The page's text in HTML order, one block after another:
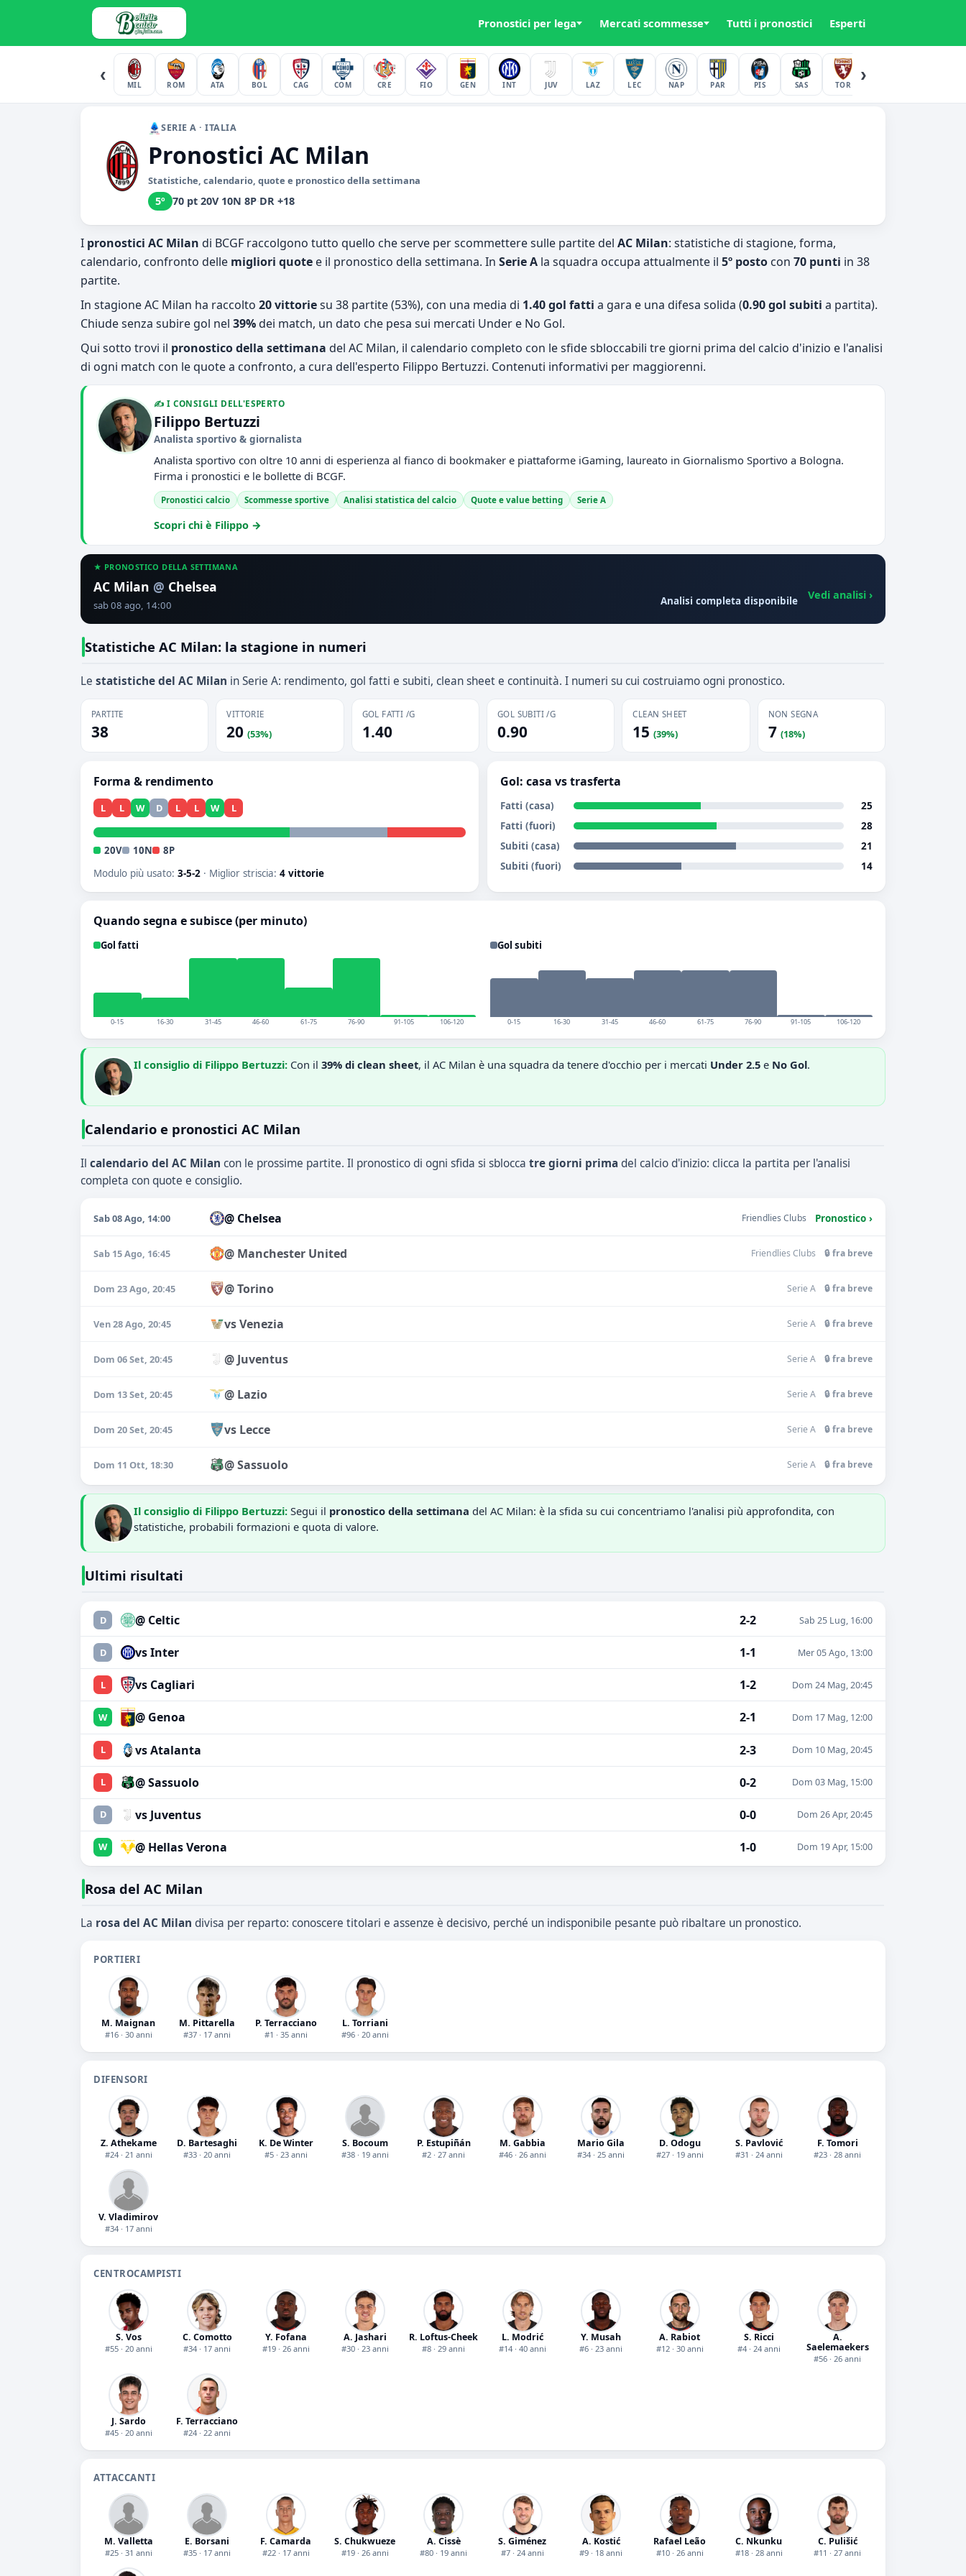
Pronostici per lega Mercati scommesse Tutti i pronostici Esperti
‹
MIL ROM ATA BOL CAG COM CRE FIO GEN INT JUV LAZ LEC NAP PAR PIS SAS TOR
›
SERIE A · ITALIA
Pronostici AC Milan
Statistiche, calendario, quote e pronostico della settimana
5º 70 pt·20V 10N 8P·DR +18
I pronostici AC Milan di BCGF raccolgono tutto quello che serve per scommettere sulle partite del AC Milan: statistiche di stagione, forma,
calendario, confronto delle migliori quote e il pronostico della settimana. In Serie A la squadra occupa attualmente il 5º posto con 70 punti in 38
partite.
In stagione AC Milan ha raccolto 20 vittoriesu 38 partite (53%), con una media di 1.40 gol fatti a gara e una difesa solida (0.90 gol subiti a partita).
Chiude senza subire gol nel 39%dei match, un dato che pesa sui mercati Under e No Gol.
Qui sotto trovi il pronostico della settimana del AC Milan, il calendario completo con le sfide sbloccabili tre giorni prima del calcio d'inizio e l'analisi
di ogni match con le quote a confronto, a cura dell'esperto Filippo Bertuzzi. Contenuti informativi per maggiorenni.
✍️ I CONSIGLI DELL'ESPERTO
Filippo Bertuzzi
Analista sportivo & giornalista
Analista sportivo con oltre 10 anni di esperienza al fianco di bookmaker e piattaforme iGaming, laureato in Giornalismo Sportivo a Bologna.
Firma i pronostici e le bollette di BCGF.
Pronostici calcio Scommesse sportive Analisi statistica del calcio Quote e value betting Serie A
Scopri chi è Filippo →
★ PRONOSTICO DELLA SETTIMANA
AC Milan @ Chelsea
sab 08 ago, 14:00 Analisi completa disponibile Vedi analisi ›
Statistiche AC Milan: la stagione in numeri
Le statistiche del AC Milan in Serie A: rendimento, gol fatti e subiti, clean sheet e continuità. I numeri su cui costruiamo ogni pronostico.
PARTITE
38
VITTORIE
20(53%)
GOL FATTI /G
1.40
GOL SUBITI /G
0.90
CLEAN SHEET
15(39%)
NON SEGNA
7 (18%)
Forma & rendimento
L L W D L L W L
20V 10N
8P
Modulo più usato: 3-5-2 · Miglior striscia: 4 vittorie
Gol: casa vs trasferta
Fatti (casa)
25
Fatti (fuori)
28
Subiti (casa)
21
Subiti (fuori)
14
Quando segna e subisce (per minuto)
Gol fatti
0-15 16-30 31-45 46-60 61-75 76-90 91-105 106-120
Gol subiti
0-15 16-30 31-45 46-60 61-75 76-90 91-105 106-120
Il consiglio di Filippo Bertuzzi: Con il 39% di clean sheet, il AC Milan è una squadra da tenere d'occhio per i mercati Under 2.5 e No Gol.
Calendario e pronostici AC Milan
Il calendario del AC Milan con le prossime partite. Il pronostico di ogni sfida si sblocca tre giorni primadel calcio d'inizio: clicca la partita per l'analisi
completa con quote e consiglio.
Sab 08 Ago, 14:00 @ Chelsea Friendlies Clubs Pronostico ›
Sab 15 Ago, 16:45 @ Manchester United Friendlies Clubs 🔒 fra breve
Dom 23 Ago, 20:45 @ Torino Serie A 🔒 fra breve
Ven 28 Ago, 20:45 vs Venezia Serie A 🔒 fra breve
Dom 06 Set, 20:45 @ Juventus Serie A 🔒 fra breve
Dom 13 Set, 20:45 @ Lazio Serie A 🔒 fra breve
Dom 20 Set, 20:45 vs Lecce Serie A 🔒 fra breve
Dom 11 Ott, 18:30 @ Sassuolo Serie A 🔒 fra breve
Il consiglio di Filippo Bertuzzi: Segui il pronostico della settimana del AC Milan: è la sfida su cui concentriamo l'analisi più approfondita, con
statistiche, probabili formazioni e quota di valore.
Ultimi risultati
D @ Celtic 2-2 Sab 25 Lug, 16:00
D vs Inter 1-1 Mer 05 Ago, 13:00
L vs Cagliari 1-2 Dom 24 Mag, 20:45
W @ Genoa 2-1 Dom 17 Mag, 12:00
L vs Atalanta 2-3 Dom 10 Mag, 20:45
L @ Sassuolo 0-2 Dom 03 Mag, 15:00
D vs Juventus 0-0 Dom 26 Apr, 20:45
W @ Hellas Verona 1-0 Dom 19 Apr, 15:00
Rosa del AC Milan
La rosa del AC Milan divisa per reparto: conoscere titolari e assenze è decisivo, perché un indisponibile pesante può ribaltare un pronostico.
PORTIERI
M. Maignan
#16 · 30 anni
M. Pittarella
#37 · 17 anni
P. Terracciano
#1 · 35 anni
L. Torriani
#96 · 20 anni
DIFENSORI
Z. Athekame
#24 · 21 anni
D. Bartesaghi
#33 · 20 anni
K. De Winter
#5 · 23 anni
S. Bocoum
#38 · 19 anni
P. Estupiñán
#2 · 27 anni
M. Gabbia
#46 · 26 anni
Mario Gila
#34 · 25 anni
D. Odogu
#27 · 19 anni
S. Pavlović
#31 · 24 anni
F. Tomori
#23 · 28 anni
V. Vladimirov
#34 · 17 anni
CENTROCAMPISTI
S. Vos
#55 · 20 anni
C. Comotto
#34 · 17 anni
Y. Fofana
#19 · 26 anni
A. Jashari
#30 · 23 anni
R. Loftus-Cheek
#8 · 29 anni
L. Modrić
#14 · 40 anni
Y. Musah
#6 · 23 anni
A. Rabiot
#12 · 30 anni
S. Ricci
#4 · 24 anni
A.
Saelemaekers
#56 · 26 anni
J. Sardo
#45 · 20 anni
F. Terracciano
#24 · 22 anni
ATTACCANTI
M. Valletta
#25 · 31 anni
E. Borsani
#35 · 17 anni
F. Camarda
#22 · 17 anni
S. Chukwueze
#19 · 26 anni
A. Cissè
#80 · 19 anni
S. Giménez
#7 · 24 anni
A. Kostić
#9 · 18 anni
Rafael Leão
#10 · 26 anni
C. Nkunku
#18 · 28 anni
C. Pulišić
#11 · 27 anni